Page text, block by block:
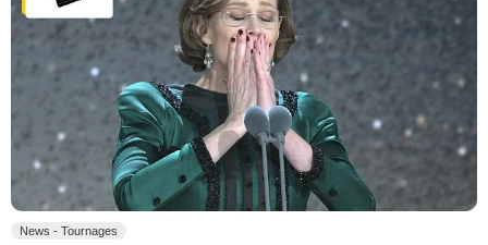
News - Tournages